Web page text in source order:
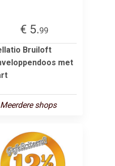
€ 5.99
Bruiloft
met
Meerdere shops